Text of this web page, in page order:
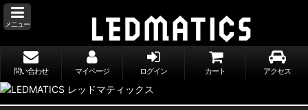
メニュー
問い合わせ マイページ ログイン カート アクセス